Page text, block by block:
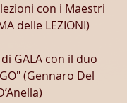
con i Maestri
delle LEZIONI)
di GALA con il duo
(Gennaro Del